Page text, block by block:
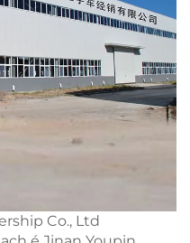
Co., Ltd